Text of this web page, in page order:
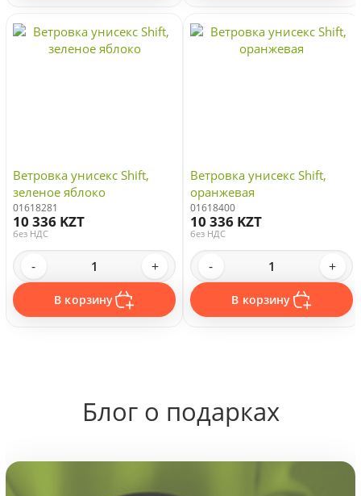
Ветровка унисекс Shift,
зеленое яблоко
01618281
10 336 KZT
без НДС
- +
В корзину
Ветровка унисекс Shift,
оранжевая
01618400
10 336 KZT
без НДС
- +
В корзину
Блог о подарках